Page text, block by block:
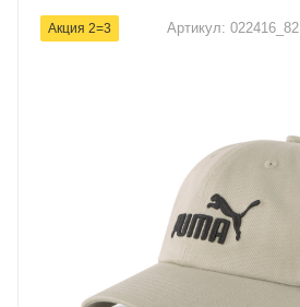
Акция 2=3 Артикул: 022416_82